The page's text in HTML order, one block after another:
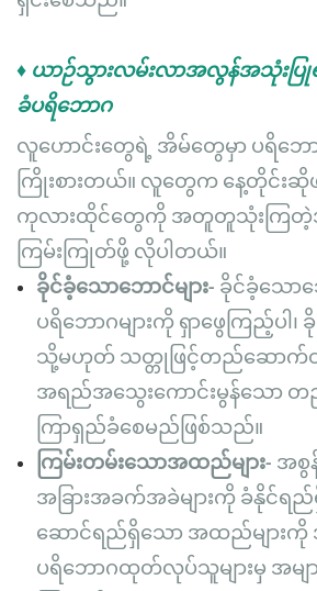
♦ ယာဉ်သွားလမ်းလာအလွန်အသုံး
ခံပရိဘောဂ
လူဟောင်းတွေရဲ့ အိမ်တွေမှာ ပရိဘေ
ကြိုးစားတယ်။ လူတွေက နေ့တိုင်းဆိုဖာ
ကုလားထိုင်တွေကို အတူတူသုံးကြ
ကြမ်းကြုတ်ဖို့ လိုပါတယ်။
ခိုင်ခံ့သောဘောင်များ- ခိုင်ခံ့သောဘ
ပရိဘောဂများကို ရှာဖွေကြည့်ပါ
သို့မဟုတ် သတ္တုဖြင့်တည်ဆောက်ထ
အရည်အသွေးကောင်းမွန်သော
ကြာရှည်ခံစေမည်ဖြစ်သည်။
ကြမ်းတမ်းသောအထည်များ- အစွ
အခြားအခက်အခဲများကို ခံနိုင်ရည်
ဆောင်ရည်ရှိသော အထည်များကို
ပရိဘောဂထုတ်လုပ်သူများမှ အမျာ